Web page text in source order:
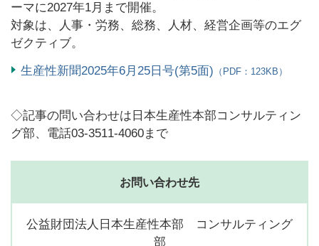
ーマに2027年1月まで開催。
対象は、人事・労務、総務、人材、経営企画等のエグ
ゼクティブ。
生産性新聞2025年6月25日号(第5面) （PDF：123KB）
◇記事の問い合わせは日本生産性本部コンサルティン
グ部、電話03-3511-4060まで
お問い合わせ先
公益財団法人日本生産性本部 コンサルティング
部